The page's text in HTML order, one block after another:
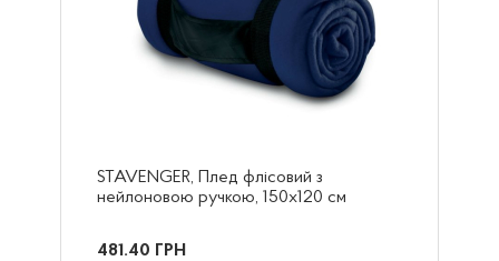
STAVENGER, Плед флісовий з
нейлоновою ручкою, 150х120 см
481.40 ГРН